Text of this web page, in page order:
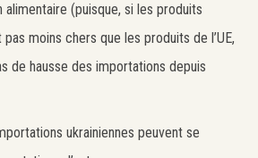
alimentaire (puisque, si les produits
pas moins chers que les produits de l’UE,
de hausse des importations depuis
ukrainiennes peuvent se